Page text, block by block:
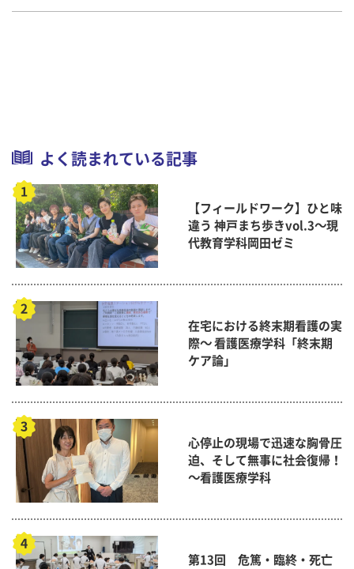
よく読まれている記事
【フィールドワーク】ひと味
違う 神戸まち歩きvol.3～現
代教育学科岡田ゼミ
在宅における終末期看護の実
際～ 看護医療学科「終末期
ケア論」
心停止の現場で迅速な胸骨圧
迫、そして無事に社会復帰！
～看護医療学科
第13回 危篤・臨終・死亡